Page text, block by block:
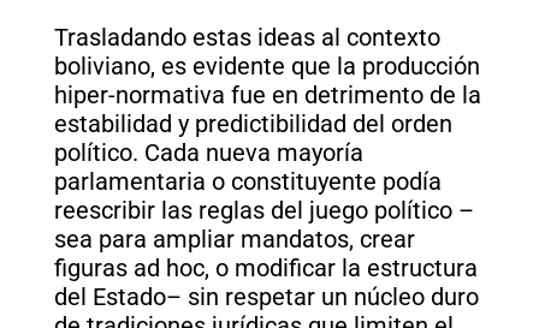
Trasladando estas ideas al contexto
boliviano, es evidente que la producción
hiper-normativa fue en detrimento de la
estabilidad y predictibilidad del orden
político. Cada nueva mayoría
parlamentaria o constituyente podía
reescribir las reglas del juego político –
sea para ampliar mandatos, crear
figuras ad hoc, o modificar la estructura
del Estado– sin respetar un núcleo duro